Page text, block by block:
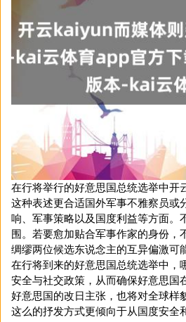
在行将举行的好意思国总统选举中开
这种表述更合适国外军事不雅察员或
响、军事策略以及国度利益等方面。
围。若要愈加贴合军事作家的身份，
绸缪两位候选东说念主的互异偏激可
在行将到来的好意思国总统选举中，
安全与社交政策，从而确保好意思国
好意思国的改日主张，也将对全球样
这么的抒发方式更倾向于从国度安全